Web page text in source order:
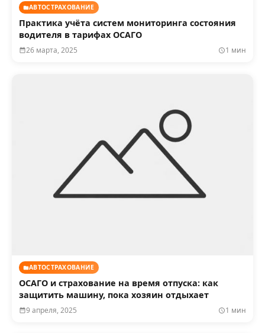
АВТОСТРАХОВАНИЕ
Практика учёта систем мониторинга состояния
водителя в тарифах ОСАГО
26 марта, 2025 1 мин
АВТОСТРАХОВАНИЕ
ОСАГО и страхование на время отпуска: как
защитить машину, пока хозяин отдыхает
9 апреля, 2025 1 мин